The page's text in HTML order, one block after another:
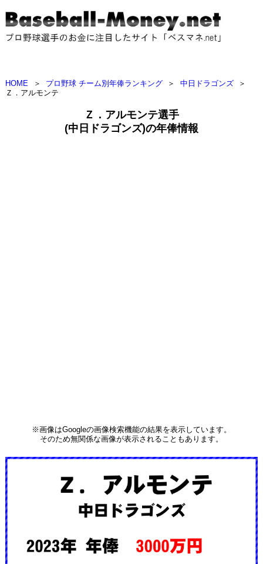
HOME ＞ プロ野球 チーム別年俸ランキング ＞ 中日ドラゴンズ
＞
Ｚ．アルモンテ
Ｚ．アルモンテ選手
(中日ドラゴンズ)の年俸情報
※画像はGoogleの画像検索機能の結果を表示しています。
そのため無関係な画像が表示されることもあります。